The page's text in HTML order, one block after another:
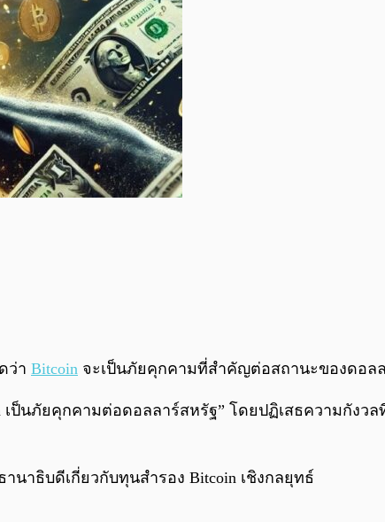
ว่า Bitcoin จะเป็นภัยคุกคามที่สำคัญต่อสถานะของดอล
ป็นภัยคุกคามต่อดอลลาร์สหรัฐ” โดยปฏิเสธความกังว
าธิบดีเกี่ยวกับทุนสำรอง Bitcoin เชิงกลยุทธ์